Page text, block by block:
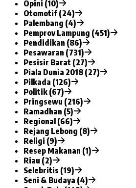
Opini (10)
Otomotif (24)
Palembang (4)
Pemprov Lampung (451)
Pendidikan (86)
Pesawaran (731)
Pesisir Barat (27)
Piala Dunia 2018 (27)
Pilkada (126)
Politik (67)
Pringsewu (216)
Ramadhan (5)
Regional (66)
Rejang Lebong (8)
Religi (9)
Resep Makanan (1)
Riau (2)
Selebritis (19)
Seni & Budaya (4)